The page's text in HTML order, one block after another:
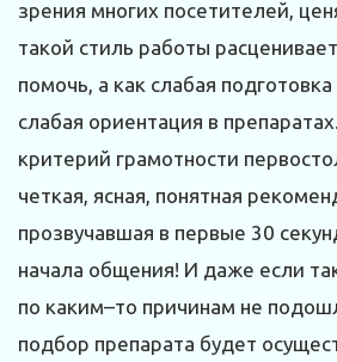
зрения многих посетителей,
такой стиль работы
помочь, а как слабая
слабая ориентация в
критерий грамотности
четкая, ясная, понятная
прозвучавшая в первые 30
начала общения! И даже если
по каким–то причинам не
подбор препарата будет